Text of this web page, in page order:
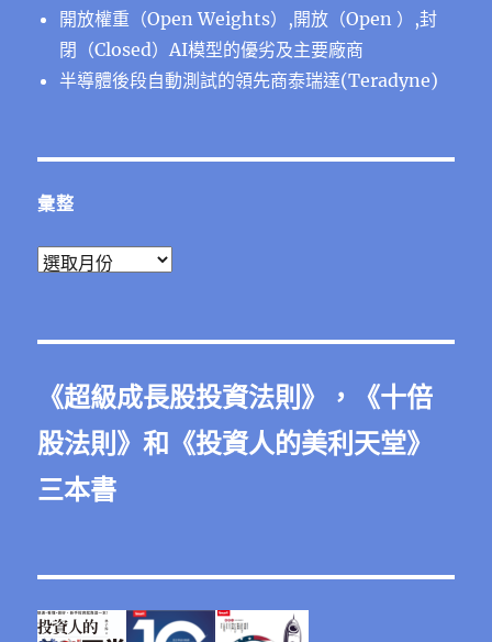
開放權重（Open Weights）,開放（Open ）,封
閉（Closed）AI模型的優劣及主要廠商
半導體後段⾃動測試的領先商泰瑞達(Teradyne)
彙整
彙
《超級成長股投資法則 》，《十倍
股法則 》和《投資人的美利天堂》
三本書